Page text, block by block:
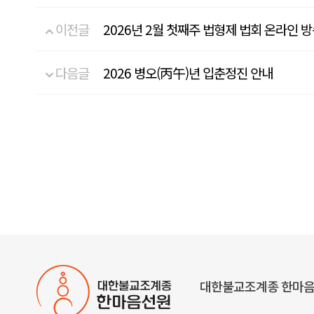
이전글 2026년 2월 첫째주 법형제 법회 온라인
다음글 2026 병오(丙午)년 입춘정진 안내
대한불교조계종 한마